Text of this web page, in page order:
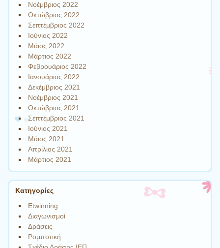
Νοέμβριος 2022
Οκτώβριος 2022
Σεπτέμβριος 2022
Ιούνιος 2022
Μάιος 2022
Μάρτιος 2022
Φεβρουάριος 2022
Ιανουάριος 2022
Δεκέμβριος 2021
Νοέμβριος 2021
Οκτώβριος 2021
Σεπτέμβριος 2021
Ιούνιος 2021
Μάιος 2021
Απρίλιος 2021
Μάρτιος 2021
Kατηγορίες
Etwinning
Διαγωνισμοί
Δράσεις
Ρομποτική